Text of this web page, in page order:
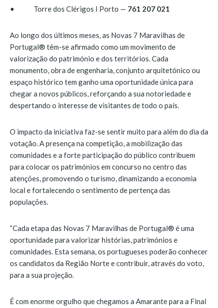
• Torre dos Clérigos I Porto — 761 207 021
Ao longo dos últimos meses, as Novas 7 Maravilhas de
Portugal® têm-se afirmado como um movimento de
valorização do património e dos territórios. Cada
monumento, obra de engenharia, conjunto arquitetónico ou
espaço histórico tem ganho uma oportunidade única para
chegar a novos públicos, reforçando a sua notoriedade e
despertando o interesse de visitantes de todo o país.
O impacto da iniciativa faz-se sentir muito para além do dia da
votação. A presença na competição, a mobilização das
comunidades e a forte participação do público contribuem
para colocar os patrimónios em concurso no centro das
atenções, promovendo o turismo, dinamizando a economia
local e fortalecendo o sentimento de pertença das
populações.
“Cada etapa das Novas 7 Maravilhas de Portugal® é uma
oportunidade para valorizar histórias, patrimónios e
comunidades. Esta semana, os portugueses poderão conhecer
os candidatos da Região Norte e contribuir, através do voto,
para a sua projeção.
É com enorme orgulho que chegamos a Amarante para a Final